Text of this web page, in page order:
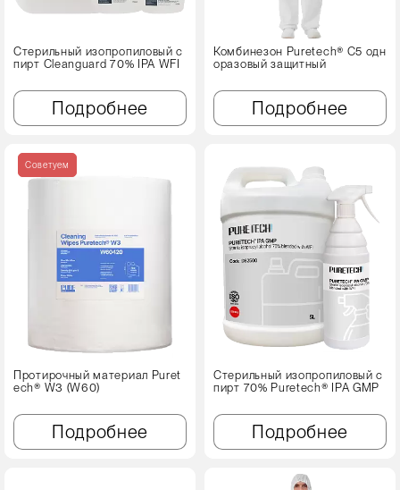
Стерильный изопропиловый с
пирт Cleanguard 70% IPA WFI
Подробнее
Комбинезон Puretech® C5 одн
оразовый защитный
Подробнее
Советуем
Протирочный материал Puret
ech® W3 (W60)
Подробнее
Стерильный изопропиловый с
пирт 70% Puretech® IPA GMP
Подробнее